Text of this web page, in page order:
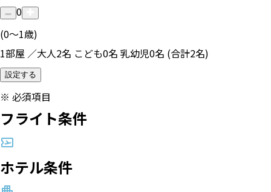
0
(0〜1歳)
1部屋 ／大人2名 こども0名 乳幼児0名 (合計2名)
設定する
※ 必須項目
フライト条件
ホテル条件